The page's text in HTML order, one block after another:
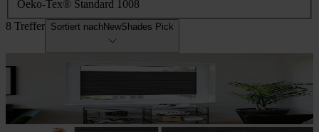
Oeko-Tex® Standard 1008
8 Treffer Sortiert nachNewShades Pick